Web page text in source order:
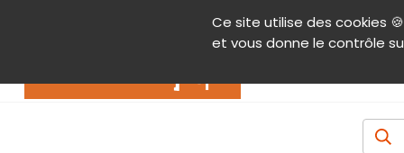
Ce site utilise des cookies 🍪
et vous donne le contrôle
Contenu Aide et accessibilité Menu